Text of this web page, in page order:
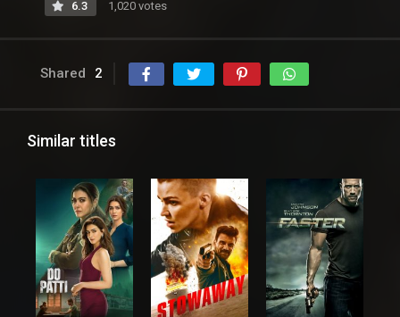
6.3 1,020 votes
Shared 2
Similar titles